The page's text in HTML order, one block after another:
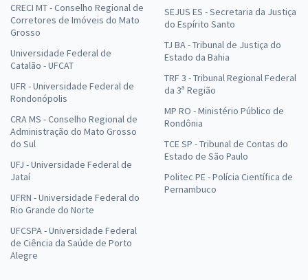
CRECI MT - Conselho Regional de
Corretores de Imóveis do Mato
Grosso
Universidade Federal de
Catalão - UFCAT
UFR - Universidade Federal de
Rondonópolis
CRA MS - Conselho Regional de
Administração do Mato Grosso
do Sul
UFJ - Universidade Federal de
Jataí
UFRN - Universidade Federal do
Rio Grande do Norte
UFCSPA - Universidade Federal
de Ciência da Saúde de Porto
Alegre
SEJUS ES - Secretaria da Justiça
do Espírito Santo
TJ BA - Tribunal de Justiça do
Estado da Bahia
TRF 3 - Tribunal Regional Federal
da 3ª Região
MP RO - Ministério Público de
Rondônia
TCE SP - Tribunal de Contas do
Estado de São Paulo
Politec PE - Polícia Científica de
Pernambuco